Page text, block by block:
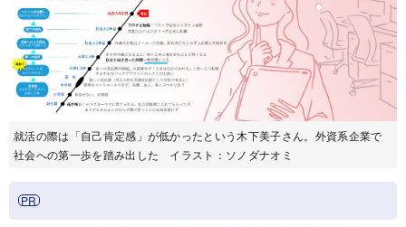
就活の際は「自己肯定感」が低かったという木下美子さん。外資系企業で
社会への第一歩を踏み出した イラスト：ソノダナオミ